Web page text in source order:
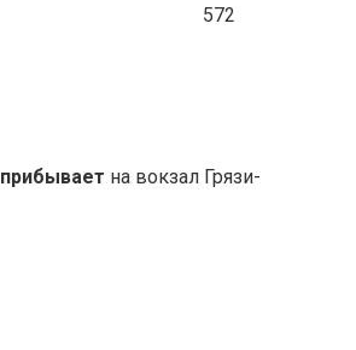
572
прибывает на вокзал Грязи-